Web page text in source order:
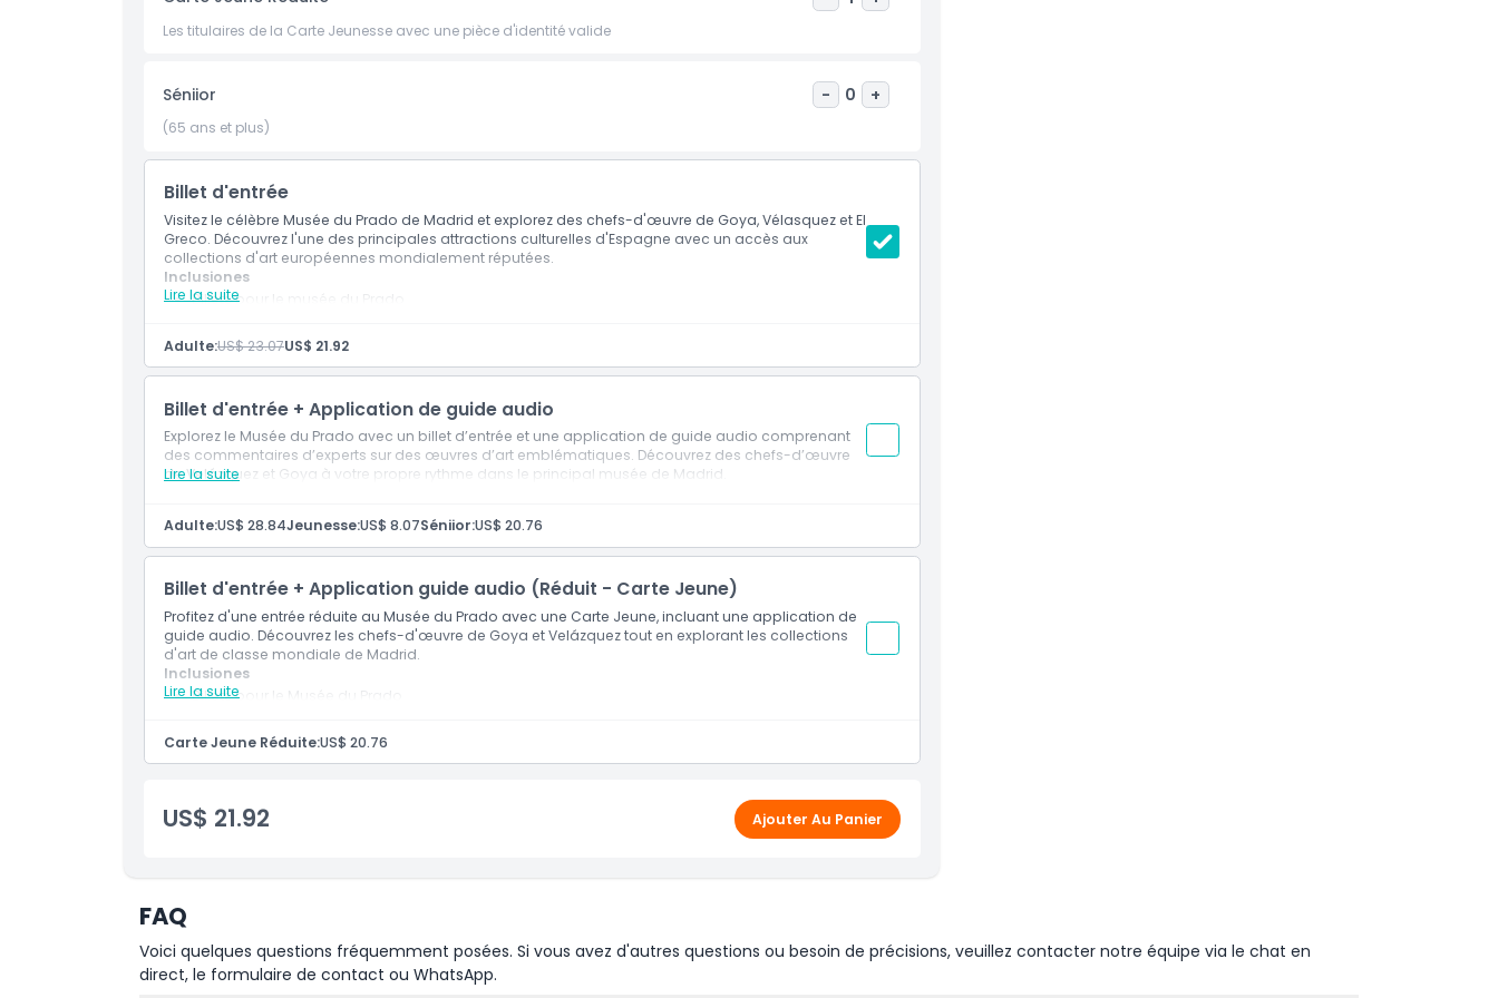
À savoir
Emplacement
Les titulaires de la Carte Jeunesse avec une pièce d'identité valide
Séniior - 0 +
(65 ans et plus)
Billet d'entrée
Visitez le célèbre Musée du Prado de Madrid et explorez des chefs-d'œuvre de Goya, Vélasquez et El
Greco. Découvrez l'une des principales attractions culturelles d'Espagne avec un accès aux
collections d'art européennes mondialement réputées.
Lire la suite
Inclusiones
Billets pour le musée du Prado
Adulte:US$ 23.07US$ 21.92
Billet d'entrée + Application de guide audio
Explorez le Musée du Prado avec un billet d’entrée et une application de guide audio comprenant
des commentaires d’experts sur des œuvres d’art emblématiques. Découvrez des chefs-d’œuvre
de Velázquez et Goya à votre propre rythme dans le principal musée de Madrid.
Lire la suite
Adulte:US$ 28.84Jeunesse:US$ 8.07Séniior:US$ 20.76
Billet d'entrée + Application guide audio (Réduit - Carte Jeune)
Profitez d'une entrée réduite au Musée du Prado avec une Carte Jeune, incluant une application de
guide audio. Découvrez les chefs-d'œuvre de Goya et Velázquez tout en explorant les collections
d'art de classe mondiale de Madrid.
Lire la suite
Inclusiones
Billets pour le Musée du Prado
Tarif Réduit - Carte Jeunesse
Carte Jeune Réduite:US$ 20.76
US$ 21.92 Ajouter Au Panier
FAQ
Voici quelques questions fréquemment posées. Si vous avez d'autres questions ou besoin de précisions, veuillez contacter notre équipe via le chat en
direct, le formulaire de contact ou WhatsApp.